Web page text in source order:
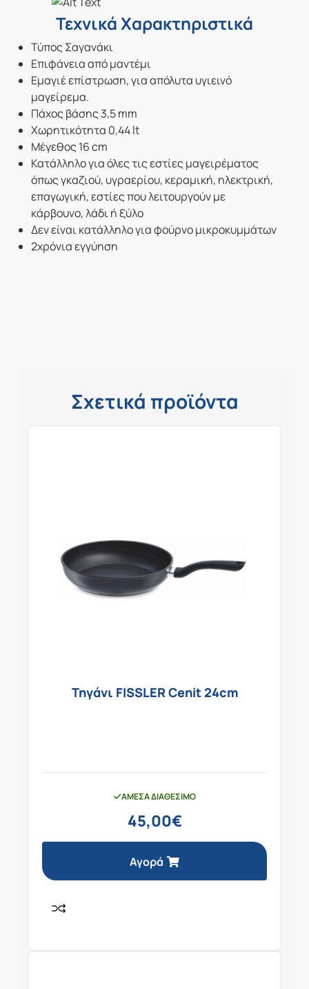
Τεχνικά Χαρακτηριστικά
Τύπος Σαγανάκι
Επιφάνεια από μαντέμι
Εμαγιέ επίστρωση, για απόλυτα υγιεινό
μαγείρεμα.
Πάχος βάσης 3,5 mm
Χωρητικότητα 0,44 lt
Μέγεθος 16 cm
Κατάλληλο για όλες τις εστίες μαγειρέματος
όπως γκαζιού, υγραερίου, κεραμική, ηλεκτρική,
επαγωγική, εστίες που λειτουργούν με
κάρβουνο, λάδι ή ξύλο
Δεν είναι κατάλληλο για φούρνο μικροκυμμάτων
2χρόνια εγγύηση
Σχετικά προϊόντα
Τηγάνι FISSLER Cenit 24cm
ΆΜΕΣΑ ΔΙΑΘΈΣΙΜΟ
45,00€
Αγορά